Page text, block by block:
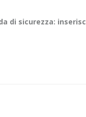
personali dei
scopo di questa
di sicurezza: